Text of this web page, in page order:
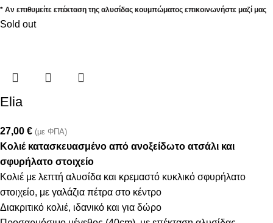
* Αν επιθυμείτε επέκταση της αλυσίδας κουμπώματος επικοινωνήστε μαζί μας
Sold out
Elia
27,00 € (με ΦΠΑ)
Κολιέ κατασκευασμένο από ανοξείδωτο ατσάλι και
σφυρήλατο στοιχείο
Κολιέ με λεπτή αλυσίδα και κρεμαστό κυκλικό σφυρήλατο
στοιχείο, με γαλάζια πέτρα στο κέντρο
Διακριτικό κολιέ, ιδανικό και για δώρο